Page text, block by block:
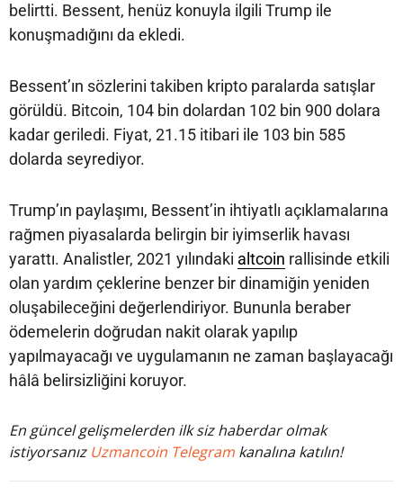
belirtti. Bessent, henüz konuyla ilgili Trump ile
konuşmadığını da ekledi.
Bessent’ın sözlerini takiben kripto paralarda satışlar
görüldü. Bitcoin, 104 bin dolardan 102 bin 900 dolara
kadar geriledi. Fiyat, 21.15 itibari ile 103 bin 585
dolarda seyrediyor.
Trump’ın paylaşımı, Bessent’in ihtiyatlı açıklamalarına
rağmen piyasalarda belirgin bir iyimserlik havası
yarattı. Analistler, 2021 yılındaki altcoin rallisinde etkili
olan yardım çeklerine benzer bir dinamiğin yeniden
oluşabileceğini değerlendiriyor. Bununla beraber
ödemelerin doğrudan nakit olarak yapılıp
yapılmayacağı ve uygulamanın ne zaman başlayacağı
hâlâ belirsizliğini koruyor.
En güncel gelişmelerden ilk siz haberdar olmak
istiyorsanız Uzmancoin Telegram kanalına katılın!